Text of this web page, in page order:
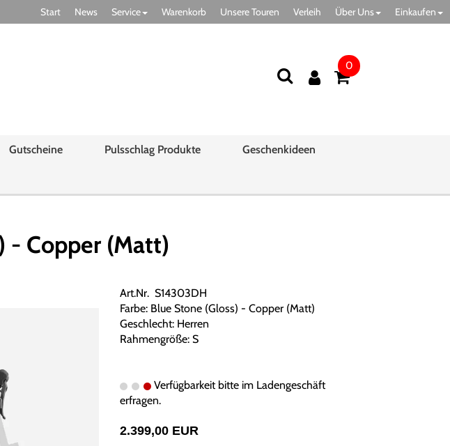
Start News Service Warenkorb Unsere Touren Verleih Über Uns Einkaufen
0
Gutscheine Pulsschlag Produkte Geschenkideen
- Copper (Matt)
Art.Nr. S14303DH
Farbe: Blue Stone (Gloss) - Copper (Matt)
Geschlecht: Herren
Rahmengröße: S
Verfügbarkeit bitte im Ladengeschäft
erfragen.
2.399,00 EUR